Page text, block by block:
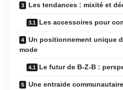
Les tendances : mixité et
Les accessoires pour
Un positionnement unique
mode
Le futur de B-Z-B :
Une entraide